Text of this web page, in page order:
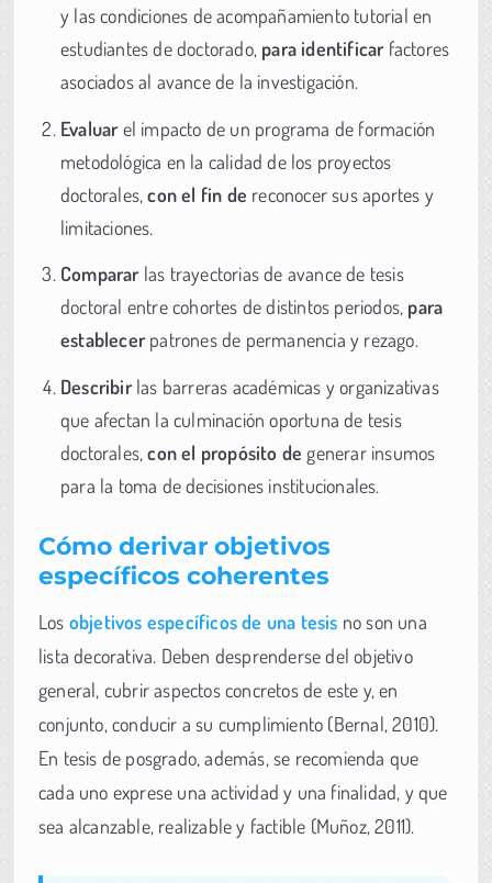
y las condiciones de acompañamiento tutorial en
estudiantes de doctorado, para identificarfactores
asociados al avance de la investigación.
Evaluarel impacto de un programa de formación
metodológica en la calidad de los proyectos
doctorales,con el fin de reconocer sus aportes y
limitaciones.
Compararlas trayectorias de avance de tesis
doctoral entre cohortes de distintos periodos, para
establecerpatrones de permanencia y rezago.
Describirlas barreras académicas y organizativas
que afectan la culminación oportuna de tesis
doctorales,con el propósito de generar insumos
para la toma de decisiones institucionales.
Cómo derivar objetivos
específicos coherentes
Los objetivos específicos de una tesis no son una
lista decorativa. Deben desprenderse del objetivo
general, cubrir aspectos concretos de este y, en
conjunto, conducir a su cumplimiento (Bernal, 2010).
En tesis de posgrado, además, se recomienda que
cada uno exprese una actividad y una finalidad, y que
sea alcanzable, realizable y factible (Muñoz, 2011).